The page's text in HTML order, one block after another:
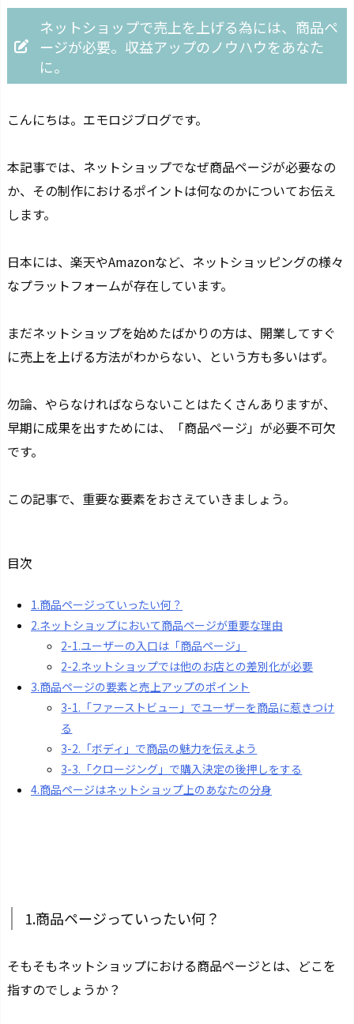
ネットショップで売上を上げる為には、商品ペ
ージが必要。収益アップのノウハウをあなた
に。
こんにちは。エモロジブログです。
本記事では、 ネットショップでなぜ商品ページが必要なの
か、その制作におけるポイントは何なのかについてお伝え
します。
日本には、楽天やAmazonなど、ネットショッピングの様々
なプラットフォームが存在しています。
まだネットショップを始めたばかりの方は、開業してすぐ
に売上を上げる方法がわからない、という方も多いはず。
勿論、やらなければならないことはたくさんありますが、
早期に成果を出すためには、「商品ページ」が必要不可欠
です。
この記事で、重要な要素をおさえていきましょう。
目次
1.商品ページっていったい何？
2.ネットショップにおいて商品ページが重要な理由
2-1.ユーザーの入口は「商品ページ」
2-2.ネットショップでは他のお店との差別化が必要
3.商品ページの要素と売上アップのポイント
3-1.「ファーストビュー」でユーザーを商品に惹きつけ
る
3-2.「ボディ」で商品の魅力を伝えよう
3-3.「クロージング」で購入決定の後押しをする
4.商品ページはネットショップ上のあなたの分身
1.商品ページっていったい何？
そもそもネットショップにおける商品ページとは、どこを
指すのでしょうか？